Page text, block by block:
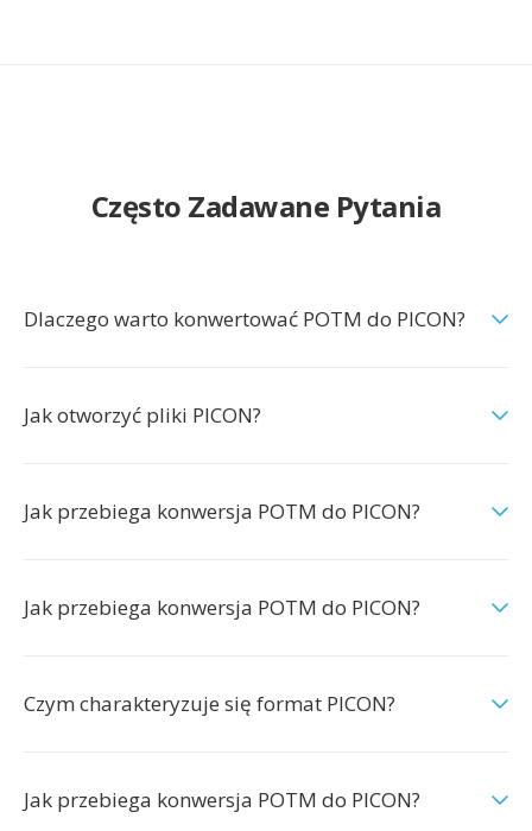
Często Zadawane Pytania
Dlaczego warto konwertować POTM do PICON?
Jak otworzyć pliki PICON?
Jak przebiega konwersja POTM do PICON?
Jak przebiega konwersja POTM do PICON?
Czym charakteryzuje się format PICON?
Jak przebiega konwersja POTM do PICON?